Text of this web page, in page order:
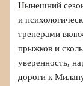
Нынешний
и
тренерами
прыжков и
уверенность,
дороги к